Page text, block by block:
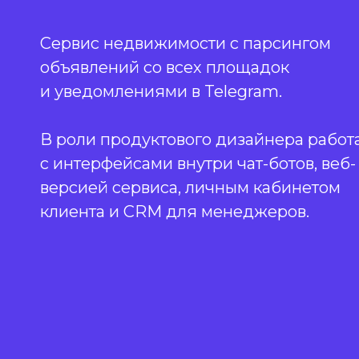
Сервис недвижимости с парсингом
объявлений со всех площадок
и уведомлениями в Telegram.
В роли продуктового дизайнера
с интерфейсами внутри чат-ботов, веб-
версией сервиса, личным кабинетом
клиента и CRM для менеджеров.